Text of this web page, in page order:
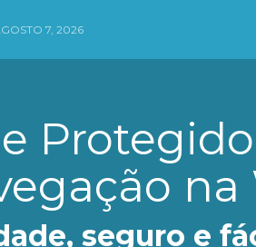
7, 2026
Protegido
na
seguro e